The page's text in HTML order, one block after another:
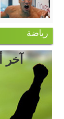
رياضة
آخر